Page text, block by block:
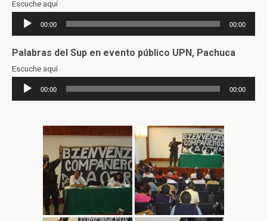
Escuche aquí
Reproductor
de
audio
00:00 00:00
Palabras del Sup en evento público UPN, Pachuca
Escuche aquí
Reproductor
de
00:00 00:00